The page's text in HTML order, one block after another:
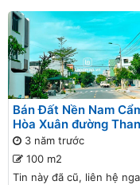
Bán Đất Nền Nam
Hòa Xuân đường
Hoá B2-24 lô 1x
3 năm trước
100 m2
Tin này đã cũ, liên hệ